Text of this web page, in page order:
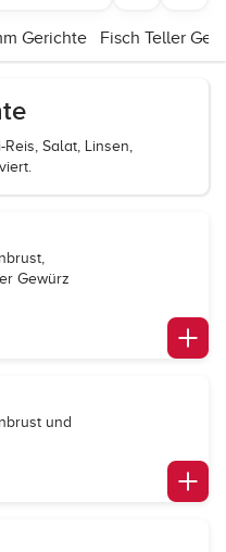
Gerichte Fisch Teller
Salat, Linsen,
Gewürz
und